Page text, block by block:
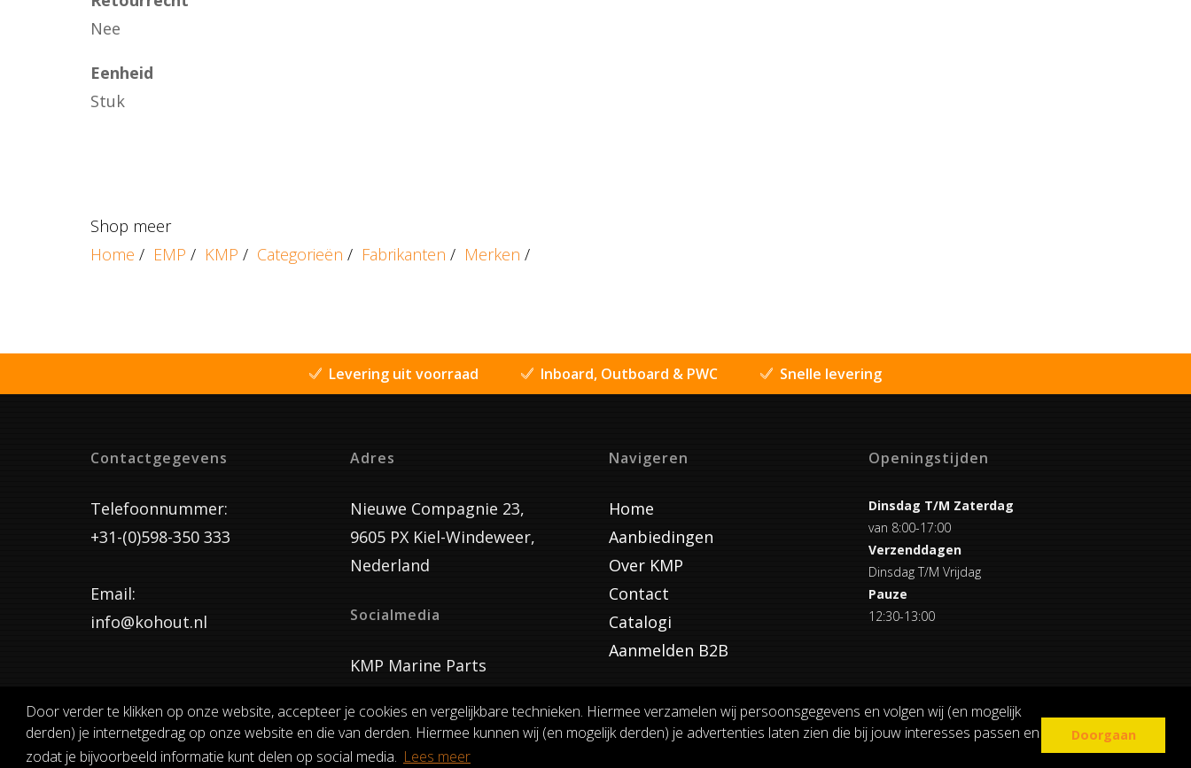
Door verder te klikken op onze website, accepteer je cookies en vergelijkbare technieken. Hiermee verzamelen wij persoonsgegevens en volgen wij (en mogelijk
derden) je internetgedrag op onze website en die van derden. Hiermee kunnen wij (en mogelijk derden) je advertenties laten zien die bij jouw interesses passen en
zodat je bijvoorbeeld informatie kunt delen op social media. Lees meer
Doorgaan
Nee
Eenheid
Stuk
Shop meer
Home / EMP / KMP / Categorieën / Fabrikanten / Merken /
Levering uit voorraad Inboard, Outboard & PWC Snelle levering
Contactgegevens
Telefoonnummer:
+31-(0)598-350 333
Email:
info@kohout.nl
Adres
Nieuwe Compagnie 23,
9605 PX Kiel-Windeweer,
Nederland
Socialmedia
KMP Marine Parts
Navigeren
Home
Aanbiedingen
Over KMP
Contact
Catalogi
Aanmelden B2B
Openingstijden
Dinsdag T/M Zaterdag
van 8:00-17:00
Verzenddagen
Dinsdag T/M Vrijdag
Pauze
12:30-13:00
ALGEMENE VOORWAARDEN